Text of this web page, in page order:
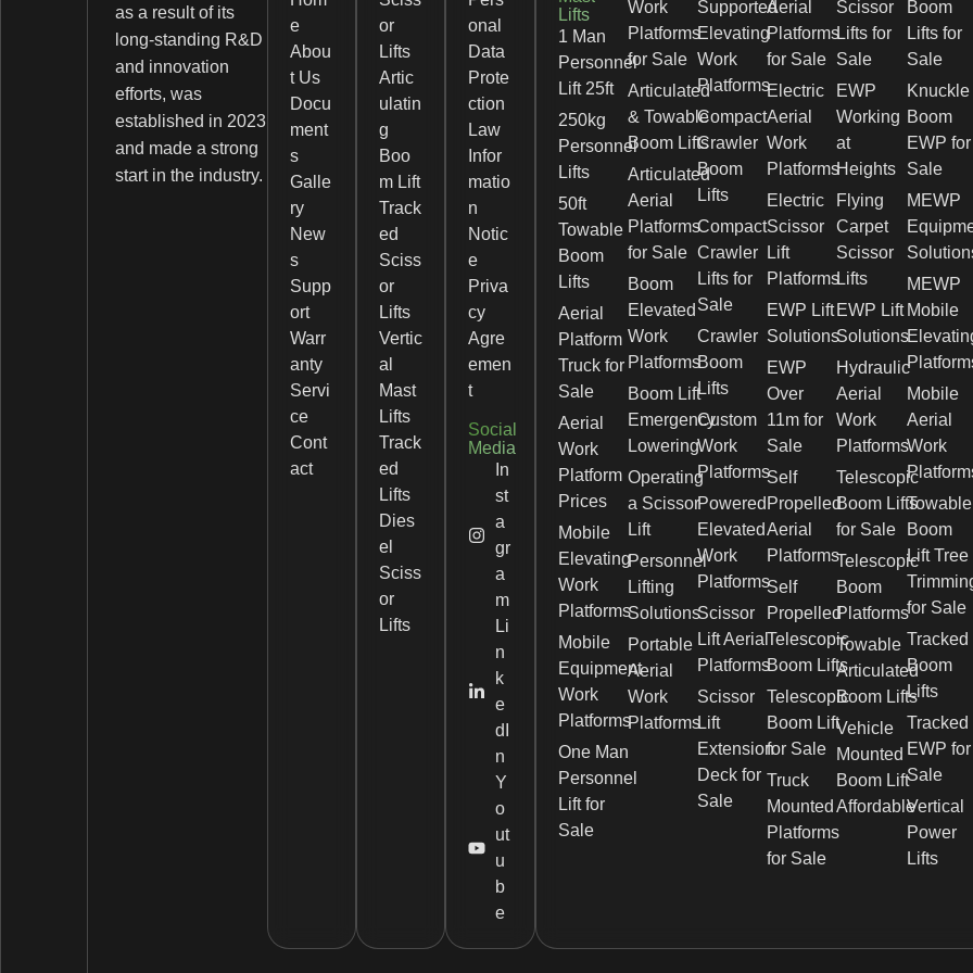
as a result of its
long-standing R&D
and innovation
efforts, was
established in 2023
and made a strong
start in the industry.
e
Abou
t Us
Docu
ment
s
Galle
ry
New
s
Supp
ort
Warr
anty
Servi
ce
Cont
act
or
Lifts
Artic
ulatin
g
Boo
m Lift
Track
ed
Sciss
or
Lifts
Vertic
al
Mast
Lifts
Track
ed
Lifts
Dies
el
Sciss
or
Lifts
onal
Data
Prote
ction
Law
Infor
matio
n
Notic
e
Priva
cy
Agre
emen
t
Social
Media
In
st
a
gr
a
m
Li
n
k
e
dI
n
Y
o
ut
u
b
e
Lifts
1 Man
Personnel
Lift 25ft
250kg
Personnel
Lifts
50ft
Towable
Boom
Lifts
Aerial
Platform
Truck for
Sale
Aerial
Work
Platform
Prices
Mobile
Elevating
Work
Platforms
Mobile
Equipment
Work
Platforms
One Man
Personnel
Lift for
Sale
Work
Platforms
for Sale
Articulated
& Towable
Boom Lifts
Articulated
Aerial
Platforms
for Sale
Boom
Elevated
Work
Platforms
Boom Lift
Emergency
Lowering
Operating
a Scissor
Lift
Personnel
Lifting
Solutions
Portable
Aerial
Work
Platforms
Supported
Elevating
Work
Platforms
Compact
Crawler
Boom
Lifts
Compact
Crawler
Lifts for
Sale
Crawler
Boom
Lifts
Custom
Work
Platforms
Powered
Elevated
Work
Platforms
Scissor
Lift Aerial
Platforms
Scissor
Lift
Extension
Deck for
Sale
Aerial
Platforms
for Sale
Electric
Aerial
Work
Platforms
Electric
Scissor
Lift
Platforms
EWP Lift
Solutions
EWP
Over
11m for
Sale
Self
Propelled
Aerial
Platforms
Self
Propelled
Telescopic
Boom Lifts
Telescopic
Boom Lift
for Sale
Truck
Mounted
Platforms
for Sale
Scissor
Lifts for
Sale
EWP
Working
at
Heights
Flying
Carpet
Scissor
Lifts
EWP Lift
Solutions
Hydraulic
Aerial
Work
Platforms
Telescopic
Boom Lifts
for Sale
Telescopic
Boom
Platforms
Towable
Articulated
Boom Lifts
Vehicle
Mounted
Boom Lift
Affordable
Boom
Lifts for
Sale
Knuckle
Boom
EWP for
Sale
MEWP
MEWP
Mobile
Mobile
Aerial
Work
Towable
Boom
Lift Tree
for Sale
Tracked
Boom
Lifts
Tracked
EWP for
Sale
Vertical
Power
Lifts